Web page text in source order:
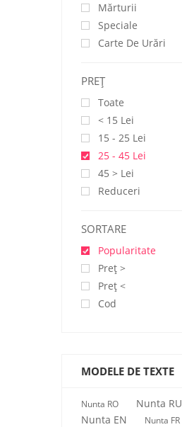
Mărturii
Speciale
Carte De Urări
PREŢ
Toate
< 15 Lei
15 - 25 Lei
25 - 45 Lei
45 > Lei
Reduceri
SORTARE
Popularitate
Preţ >
Preţ <
Cod
MODELE DE TEXTE
Nunta RO
Nunta RU
Nunta EN
Nunta FR